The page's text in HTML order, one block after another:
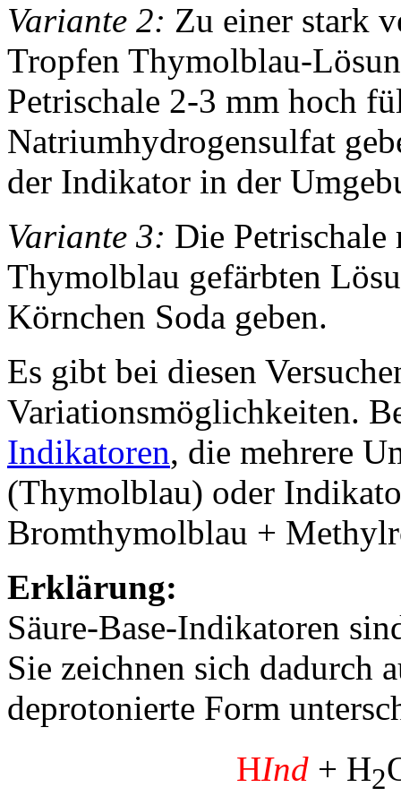
Variante 2: Zu einer stark
Tropfen Thymolblau-
Petrischale 2-3 mm hoch
Natriumhydrogensulfat
der Indikator in der
Variante 3: Die Petrischale
Thymolblau gefärbten
Körnchen Soda geben.
Es gibt bei diesen
Variationsmöglichkeiten.
Indikatoren, die mehrere
(Thymolblau) oder
Bromthymolblau +
Erklärung:
Säure-Base-Indikatoren
Sie zeichnen sich dadurch
deprotonierte Form
HInd + H2